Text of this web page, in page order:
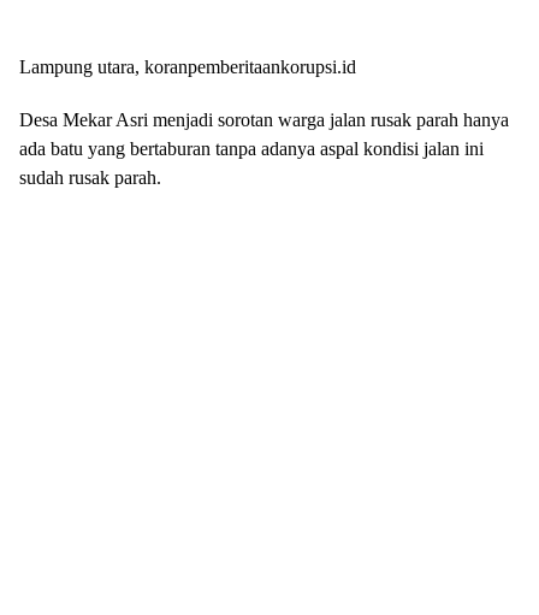
Lampung utara, koranpemberitaankorupsi.id
Desa Mekar Asri menjadi sorotan warga jalan rusak parah hanya
ada batu yang bertaburan tanpa adanya aspal kondisi jalan ini
sudah rusak parah.